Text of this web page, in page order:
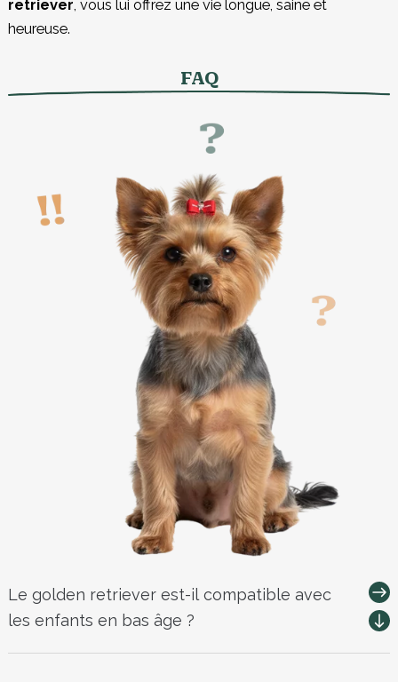
retriever, vous lui offrez une vie longue, saine et
heureuse.
FAQ
Le golden retriever est-il compatible avec
les enfants en bas âge ?